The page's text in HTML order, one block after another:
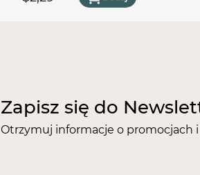
Zapisz się do
Otrzymuj informacje o promocjach i